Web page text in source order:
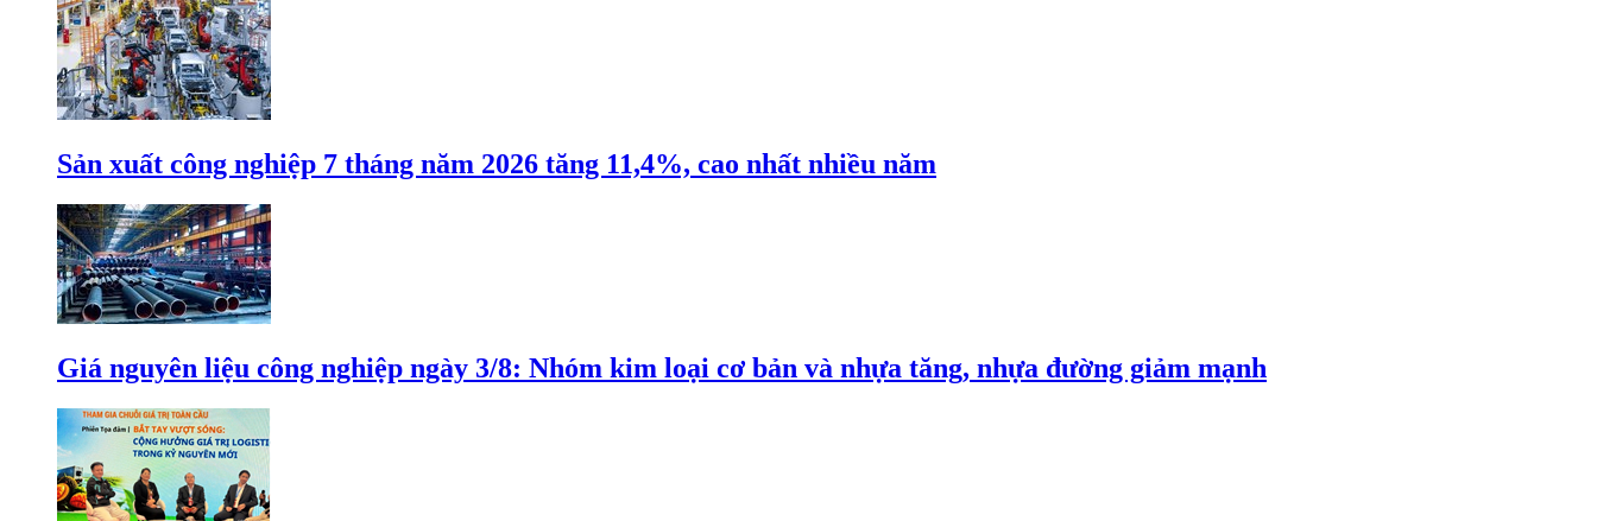
Sản xuất công nghiệp 7 tháng năm 2026 tăng 11,4%, cao nhất nhiều năm
Giá nguyên liệu công nghiệp ngày 3/8: Nhóm kim loại cơ bản và nhựa tăng, nhựa đường giảm mạnh